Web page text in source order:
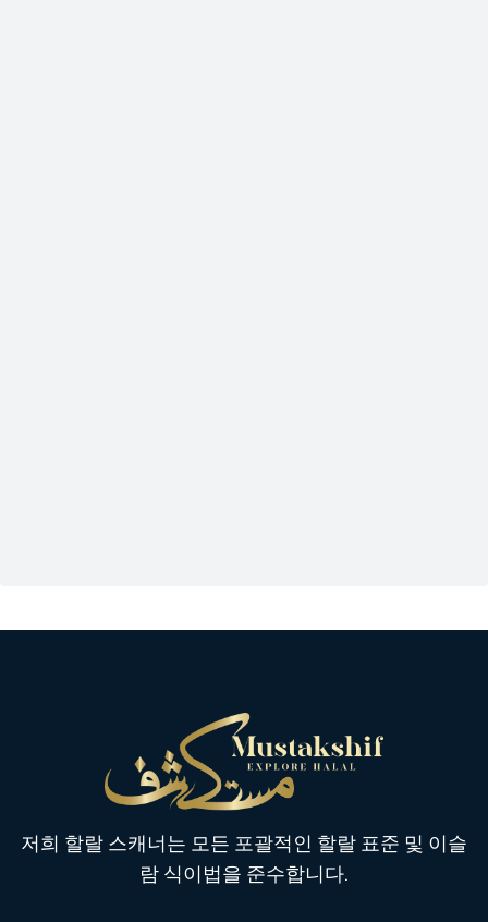
저희 할랄 스캐너는 모든 포괄적인 할랄 표준 및 이슬
람 식이법을 준수합니다.